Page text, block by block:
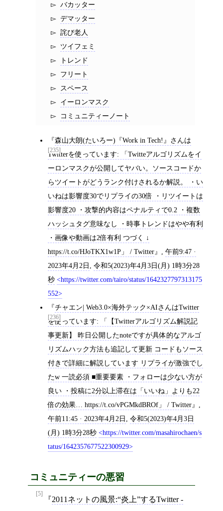
バカッター
デマッター
詫び老人
ツイフェミ
トレンド
フリート
スペース
イーロンマスク
コミュニティーノート
[235]
森山大朗(たいろー)『Work in Tech!』さんは
Twitterを使っています: 「Twitteアルゴリズムをイ
ーロンマスクが公開してヤバい。ソースコードか
らツイートがどうランク付けされるか解説。 ・い
いねは影響度30でリプライの30倍 ・リツイートは
影響度20 ・攻撃的内容はペナルティで0.2 ・複数
ハッシュタグ意味なし ・時事トレンドはやや有利
・画像や動画は2倍有利 つづく ↓
https://t.co/HJoTKX1w1P」 / Twitter
午前9:47 ·
2023年4月2日
令和5(2023)年4月3日(月) 1時3分28
秒
https://twitter.com/tairo/status/1642327797313175
552
[236]
チャエン| Web3.0×海外テック×AIさんはTwitter
を使っています: 「【Twitterアルゴリズム解説記
事更新】 昨日公開したnoteですが具体的なアルゴ
リズムハック方法も追記して更新 コードもソース
付きで詳細に解説しています リプライが激強でし
たw 一読必須 ■重要要素 ・フォローは少ない方が
良い ・投稿に2分以上滞在は「いいね」よりも22
倍の効果… https://t.co/vPGMkdBROf」 / Twitter
午前11:45 · 2023年4月2日
令和5(2023)年4月3日
(月) 1時3分28秒
https://twitter.com/masahirochaen/s
tatus/1642357677522300929
コミュニティーの悪習
[5]
2011ネットの風景:“炎上”するTwitter -